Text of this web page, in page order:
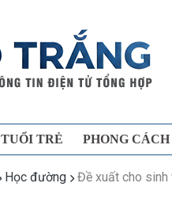
TUỔI TRẺ PHONG CÁCH
Học đường Đề xuất cho sinh